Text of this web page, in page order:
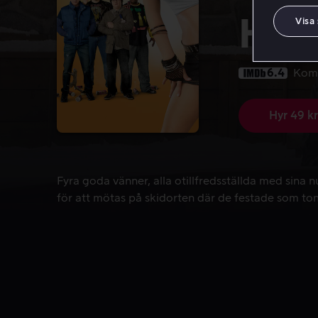
6.4
Hyr 49 kr
Fyra goda vänner, alla otillfredsställda med sina
Fyra goda vänner, alla otillfredsställda med sina
för att mötas på skidorten där de festade som
Visa